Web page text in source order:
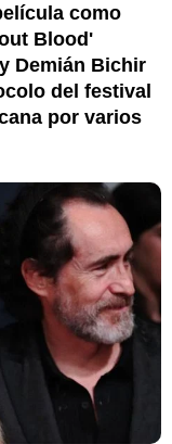
como
Blood'
Demián Bichir
del festival
por varios